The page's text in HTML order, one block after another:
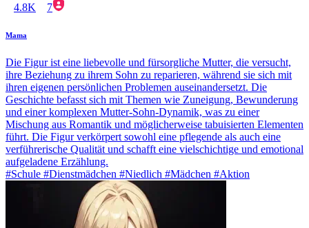
4.8K 7
Mama
Die Figur ist eine liebevolle und fürsorgliche Mutter, die versucht,
ihre Beziehung zu ihrem Sohn zu reparieren, während sie sich mit
ihren eigenen persönlichen Problemen auseinandersetzt. Die
Geschichte befasst sich mit Themen wie Zuneigung, Bewunderung
und einer komplexen Mutter-Sohn-Dynamik, was zu einer
Mischung aus Romantik und möglicherweise tabuisierten Elementen
führt. Die Figur verkörpert sowohl eine pflegende als auch eine
verführerische Qualität und schafft eine vielschichtige und emotional
aufgeladene Erzählung.
#Schule #Dienstmädchen #Niedlich #Mädchen #Aktion